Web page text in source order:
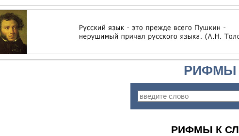
РИФМЫ
РИФМЫ К